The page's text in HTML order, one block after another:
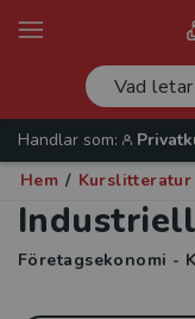
Handlar som:
Hem / Kurslitteratur
Företagsekonomi -